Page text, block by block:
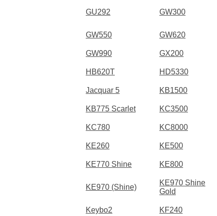
GU292 GW300
GW550 GW620
GW990 GX200
HB620T HD5330
Jacquar 5 KB1500
KB775 Scarlet KC3500
KC780 KC8000
KE260 KE500
KE770 Shine KE800
KE970 (Shine)
KE970 Shine
Gold
Keybo2 KF240